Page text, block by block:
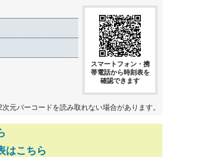
スマートフォン・携
帯電話から時刻表を
確認できます
元バーコードを読み取れない場合があります。
はこちら